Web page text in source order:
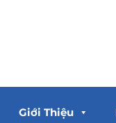
Giới Thiệu